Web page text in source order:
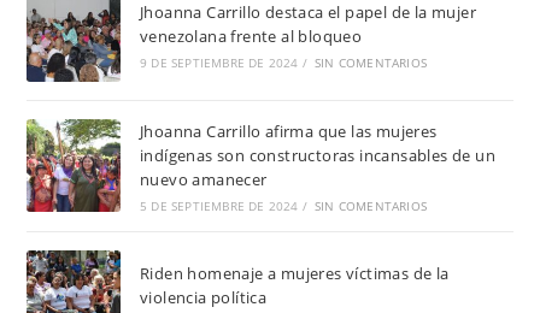
Jhoanna Carrillo destaca el papel de la mujer
venezolana frente al bloqueo
9 DE SEPTIEMBRE DE 2024 / SIN COMENTARIOS
Jhoanna Carrillo afirma que las mujeres
indígenas son constructoras incansables de un
nuevo amanecer
5 DE SEPTIEMBRE DE 2024 / SIN COMENTARIOS
Riden homenaje a mujeres víctimas de la
violencia política